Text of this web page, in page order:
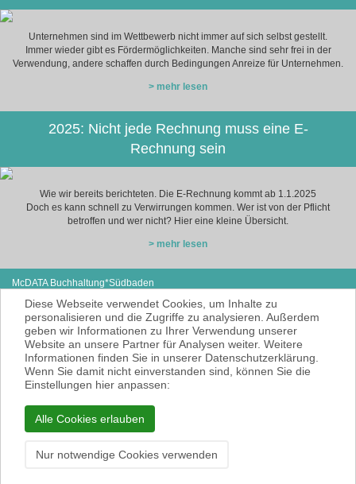
Unternehmen sind im Wettbewerb nicht immer auf sich selbst gestellt.
Immer wieder gibt es Fördermöglichkeiten. Manche sind sehr frei in der
Verwendung, andere schaffen durch Bedingungen Anreize für Unternehmen.
> mehr lesen
2025: Nicht jede Rechnung muss eine E-
Rechnung sein
Wie wir bereits berichteten. Die E-Rechnung kommt ab 1.1.2025
Doch es kann schnell zu Verwirrungen kommen. Wer ist von der Pflicht
betroffen und wer nicht? Hier eine kleine Übersicht.
> mehr lesen
McDATA Buchhaltung*Südbaden
79585 Steinen
E-Mail: noe@mcdata.de
McDATA ist eine sehr gute Alternative zu
Ihrem Steuerberater zur Erbringung der
laufenden Finanz- und Lohnbuchhaltung*.
* = Erbracht werden nur Dienstleistungen
gemäß § 6 Nr. 3+4 Steuerberatungsgesetz
KEINE Rechts- und/oder Steuerberatung!
Impressum Datenschutzerklärung
Diese Webseite verwendet Cookies, um Inhalte zu
personalisieren und die Zugriffe zu analysieren. Außerdem
geben wir Informationen zu Ihrer Verwendung unserer
Website an unsere Partner für Analysen weiter. Weitere
Informationen finden Sie in unserer Datenschutzerklärung.
Wenn Sie damit nicht einverstanden sind, können Sie die
Einstellungen hier anpassen:
Alle Cookies erlauben
Nur notwendige Cookies verwenden